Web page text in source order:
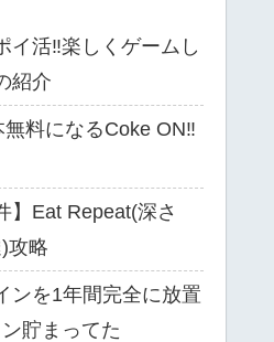
イ活‼楽しくゲームし
紹介
無料になるCoke ON‼
】Eat Repeat(深さ
攻略
ンを1年間完全に放置
貯まってた